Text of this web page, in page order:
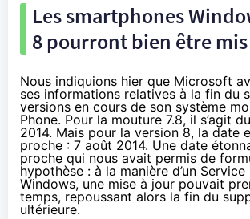
Les smartphones
8 pourront bien être
Nous indiquions hier que Microsoft
ses informations relatives à la fin du
versions en cours de son système
Phone. Pour la mouture 7.8, il s’agit
2014. Mais pour la version 8, la date
proche : 7 août 2014. Une date
proche qui nous avait permis de
hypothèse : à la manière d’un
Windows, une mise à jour pouvait
temps, repoussant alors la fin du
ultérieure.